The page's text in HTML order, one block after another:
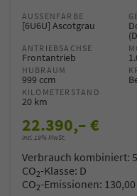
AUSSENFARBE
[6U6U] Ascotgrau
ANTRIEBSACHSE
Frontantrieb
HUBRAUM
999 ccm
KILOMETERSTAND
20 km
22.390,– €
incl. 19% MwSt.
Verbrauch kombiniert:
CO2-Klasse: D
CO2-Emissionen: